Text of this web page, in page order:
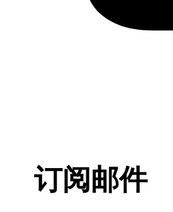
订阅邮件